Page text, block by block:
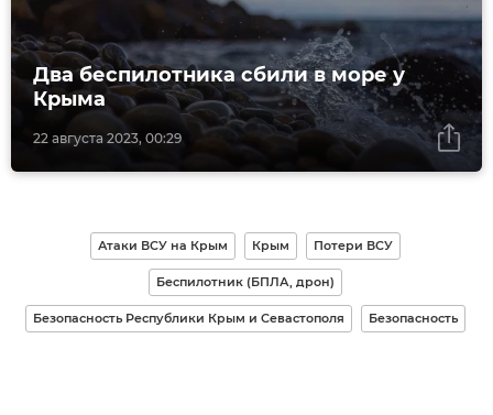
22 августа 2023, 00:29
Два беспилотника сбили в море у
Крыма
Атаки ВСУ на Крым Крым Потери ВСУ
Беспилотник (БПЛА, дрон)
Безопасность Республики Крым и Севастополя Безопасность